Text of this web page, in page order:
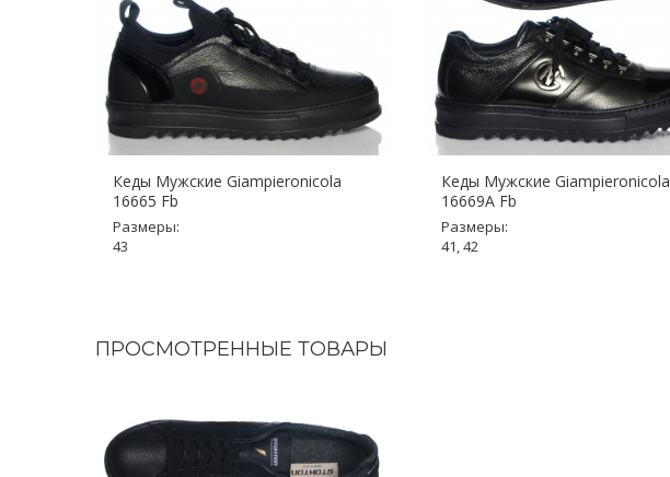
Кеды Мужские Giampieronicola
16665 Fb
Размеры:
43
Кеды Мужские Giampieronicola
16669A Fb
Размеры:
41, 42
ПРОСМОТРЕННЫЕ ТОВАРЫ